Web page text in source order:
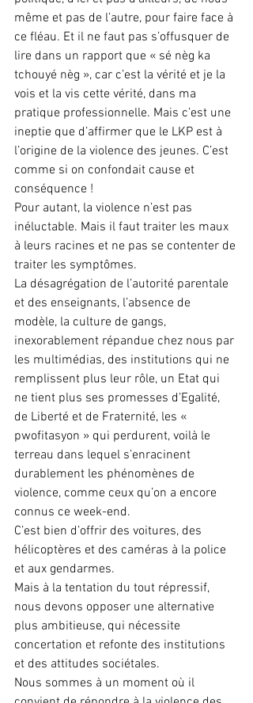
même et pas de l’autre, pour faire face à
ce fléau. Et il ne faut pas s’offusquer de
lire dans un rapport que « sé nèg ka
tchouyé nèg », car c’est la vérité et je la
vois et la vis cette vérité, dans ma
pratique professionnelle. Mais c’est une
ineptie que d’affirmer que le LKP est à
l’origine de la violence des jeunes. C’est
comme si on confondait cause et
conséquence !
Pour autant, la violence n’est pas
inéluctable. Mais il faut traiter les maux
à leurs racines et ne pas se contenter de
traiter les symptômes.
La désagrégation de l’autorité parentale
et des enseignants, l’absence de
modèle, la culture de gangs,
inexorablement répandue chez nous par
les multimédias, des institutions qui ne
remplissent plus leur rôle, un Etat qui
ne tient plus ses promesses d’Egalité,
de Liberté et de Fraternité, les «
pwofitasyon » qui perdurent, voilà le
terreau dans lequel s’enracinent
durablement les phénomènes de
violence, comme ceux qu’on a encore
connus ce week-end.
C’est bien d’offrir des voitures, des
hélicoptères et des caméras à la police
et aux gendarmes.
Mais à la tentation du tout répressif,
nous devons opposer une alternative
plus ambitieuse, qui nécessite
concertation et refonte des institutions
et des attitudes sociétales.
Nous sommes à un moment où il